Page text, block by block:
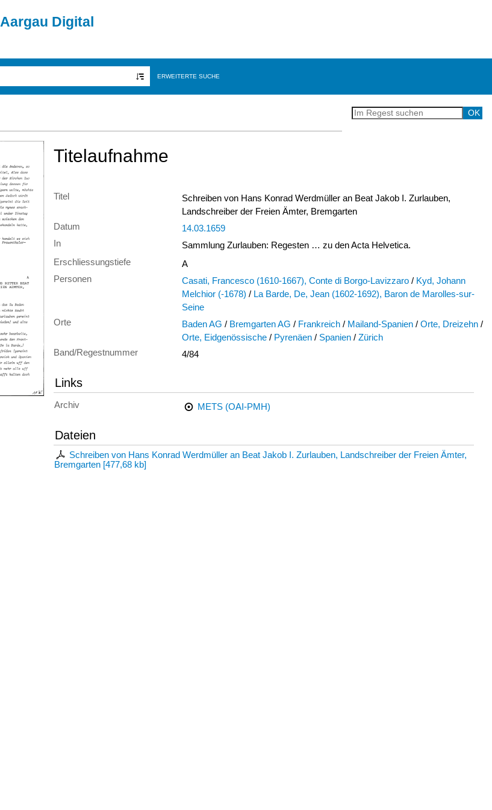
Aargau Digital
ERWEITERTE SUCHE
Titelaufnahme
Titel
Schreiben von Hans Konrad Werdmüller an Beat Jakob I. Zurlauben,
Landschreiber der Freien Ämter, Bremgarten
Datum
14.03.1659
In
Sammlung Zurlauben: Regesten … zu den Acta Helvetica.
Erschliessungstiefe
A
Personen
Casati, Francesco (1610-1667), Conte di Borgo-Lavizzaro / Kyd, Johann
Melchior (-1678) / La Barde, De, Jean (1602-1692), Baron de Marolles-sur-
Seine
Orte
Baden AG / Bremgarten AG / Frankreich / Mailand-Spanien / Orte, Dreizehn /
Orte, Eidgenössische / Pyrenäen / Spanien / Zürich
Band/Regestnummer
4/84
Links
Archiv METS (OAI-PMH)
Dateien
Schreiben von Hans Konrad Werdmüller an Beat Jakob I. Zurlauben, Landschreiber der Freien Ämter,
Bremgarten [477,68 kb]